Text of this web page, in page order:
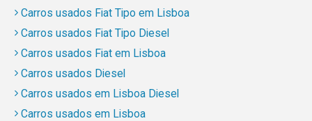
Carros usados Fiat Tipo em Lisboa
Carros usados Fiat Tipo Diesel
Carros usados Fiat em Lisboa
Carros usados Diesel
Carros usados em Lisboa Diesel
Carros usados em Lisboa